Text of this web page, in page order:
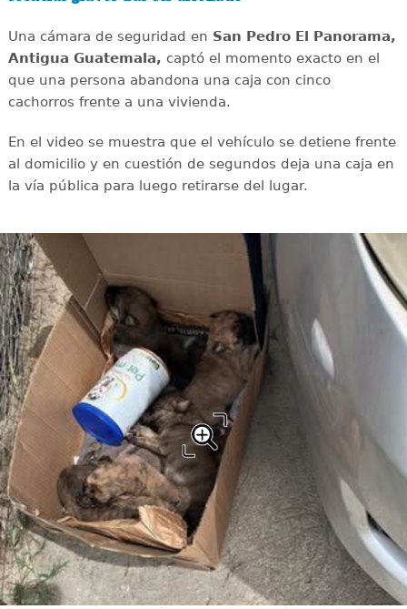
Una cámara de seguridad en San Pedro El Panorama,
Antigua Guatemala, captó el momento exacto en el
que una persona abandona una caja con cinco
cachorros frente a una vivienda.
En el video se muestra que el vehículo se detiene frente
al domicilio y en cuestión de segundos deja una caja en
la vía pública para luego retirarse del lugar.